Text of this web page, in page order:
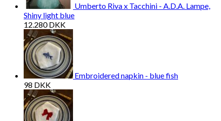
Umberto Riva x Tacchini - A.D.A. Lampe,
Shiny light blue
12.280DKK
Embroidered napkin - blue fish
98 DKK